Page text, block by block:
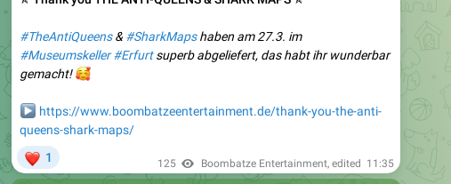
#TheAntiQueens& #SharkMapshaben am 27.3. im
#Museumskeller #Erfurtsuperb abgeliefert, das habt ihr wunderbar
gemacht!
https://www.boombatzeentertainment.de/thank-you-the-anti-
queens-shark-maps/
1 125 Boombatze Entertainment, edited 11:35